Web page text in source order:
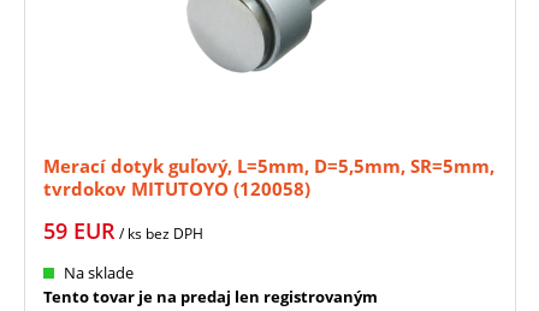
Merací dotyk guľový, L=5mm, D=5,5mm, SR=5mm,
tvrdokov MITUTOYO (120058)
59 EUR / ks bez DPH
Na sklade
Tento tovar je na predaj len registrovaným